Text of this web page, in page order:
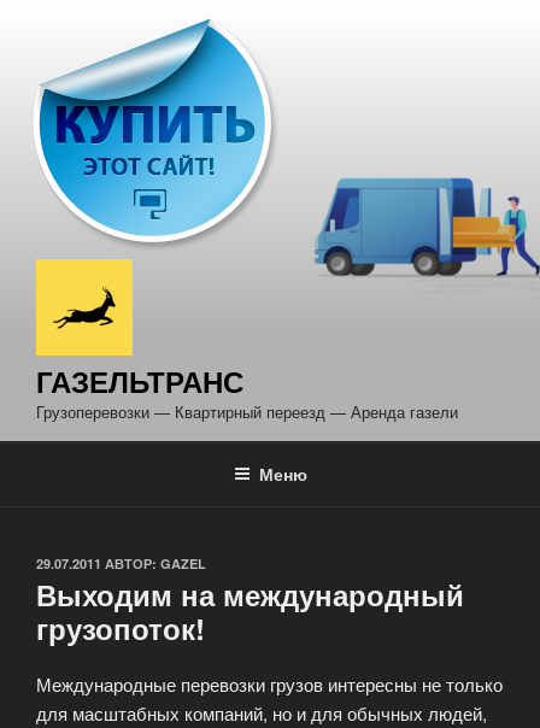
содержимому
ГАЗЕЛЬТРАНС
Грузоперевозки — Квартирный переезд — Аренда газели
Меню
ОПУБЛИКОВАНО
29.07.2011 АВТОР: GAZEL
Выходим на международный
грузопоток!
Международные перевозки грузов интересны не только
для масштабных компаний, но и для обычных людей,